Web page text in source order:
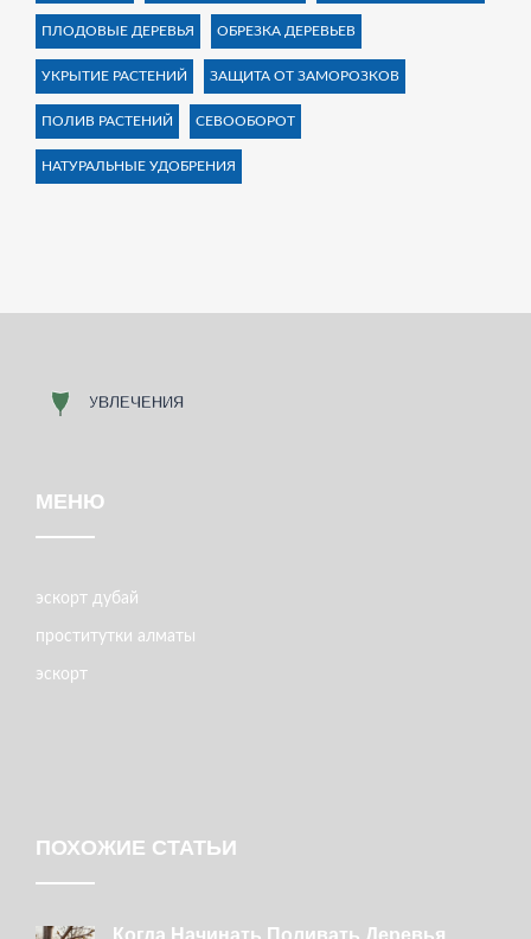
ПЛОДОВЫЕ ДЕРЕВЬЯ ОБРЕЗКА ДЕРЕВЬЕВ
УКРЫТИЕ РАСТЕНИЙ ЗАЩИТА ОТ ЗАМОРОЗКОВ
ПОЛИВ РАСТЕНИЙ СЕВООБОРОТ
НАТУРАЛЬНЫЕ УДОБРЕНИЯ
МЕНЮ
эскорт дубай
проститутки алматы
эскорт
ПОХОЖИЕ СТАТЬИ